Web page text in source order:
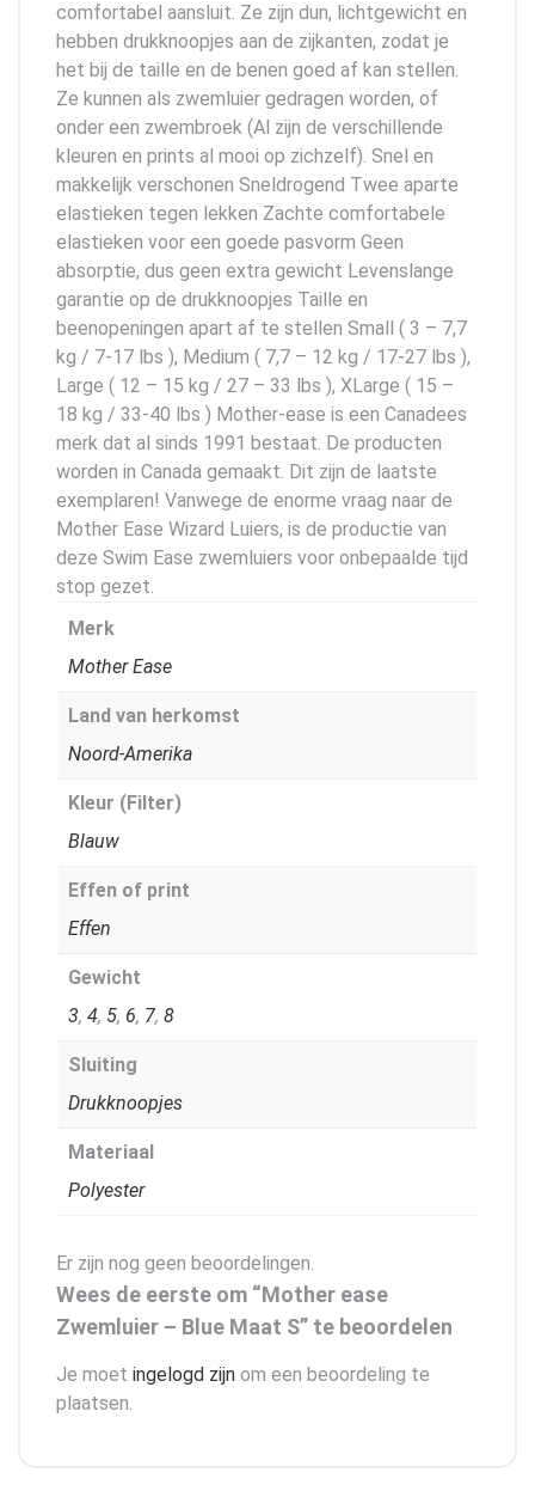
comfortabel aansluit. Ze zijn dun, lichtgewicht en
hebben drukknoopjes aan de zijkanten, zodat je
het bij de taille en de benen goed af kan stellen.
Ze kunnen als zwemluier gedragen worden, of
onder een zwembroek (Al zijn de verschillende
kleuren en prints al mooi op zichzelf). Snel en
makkelijk verschonen Sneldrogend Twee aparte
elastieken tegen lekken Zachte comfortabele
elastieken voor een goede pasvorm Geen
absorptie, dus geen extra gewicht Levenslange
garantie op de drukknoopjes Taille en
beenopeningen apart af te stellen Small ( 3 – 7,7
kg / 7-17 lbs ), Medium ( 7,7 – 12 kg / 17-27 lbs ),
Large ( 12 – 15 kg / 27 – 33 lbs ), XLarge ( 15 –
18 kg / 33-40 lbs ) Mother-ease is een Canadees
merk dat al sinds 1991 bestaat. De producten
worden in Canada gemaakt. Dit zijn de laatste
exemplaren! Vanwege de enorme vraag naar de
Mother Ease Wizard Luiers, is de productie van
deze Swim Ease zwemluiers voor onbepaalde tijd
stop gezet.
Merk
Mother Ease
Land van herkomst
Noord-Amerika
Kleur (Filter)
Blauw
Effen of print
Effen
Gewicht
3, 4, 5, 6, 7, 8
Sluiting
Drukknoopjes
Materiaal
Polyester
Er zijn nog geen beoordelingen.
Wees de eerste om “Mother ease
Zwemluier – Blue Maat S” te beoordelen
Je moet ingelogd zijn om een beoordeling te
plaatsen.